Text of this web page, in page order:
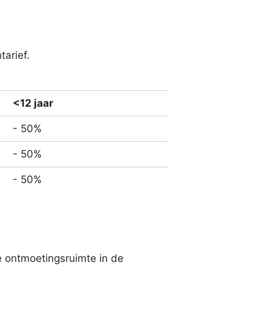
<12 jaar
- 50%
- 50%
- 50%
ontmoetingsruimte in de